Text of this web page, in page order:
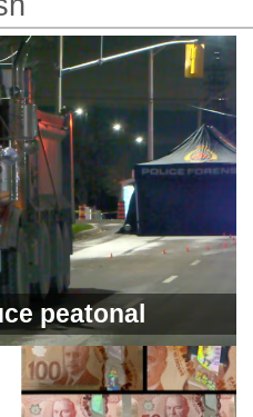
peatonal
por un camión